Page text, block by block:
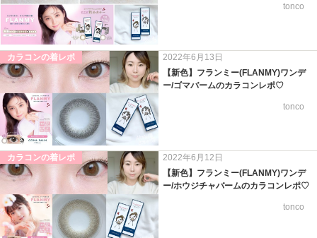
tonco
カラコンの着レポ
2022年6月13日
【新色】フランミー(FLANMY)ワンデ
ー/ゴマバームのカラコンレポ♡
tonco
カラコンの着レポ
2022年6月12日
【新色】フランミー(FLANMY)ワンデ
ー/ホウジチャバームのカラコンレポ♡
tonco